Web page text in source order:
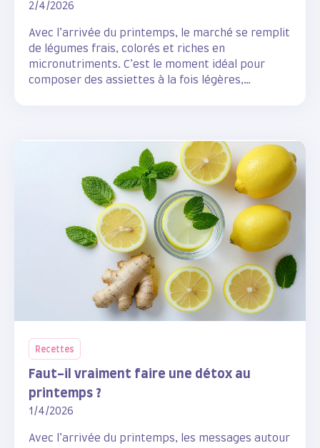
2/4/2026
Avec l’arrivée du printemps, le marché se remplit
de légumes frais, colorés et riches en
micronutriments. C’est le moment idéal pour
composer des assiettes à la fois légères,
Recettes
Faut-il vraiment faire une détox au
printemps ?
1/4/2026
Avec l’arrivée du printemps, les messages autour